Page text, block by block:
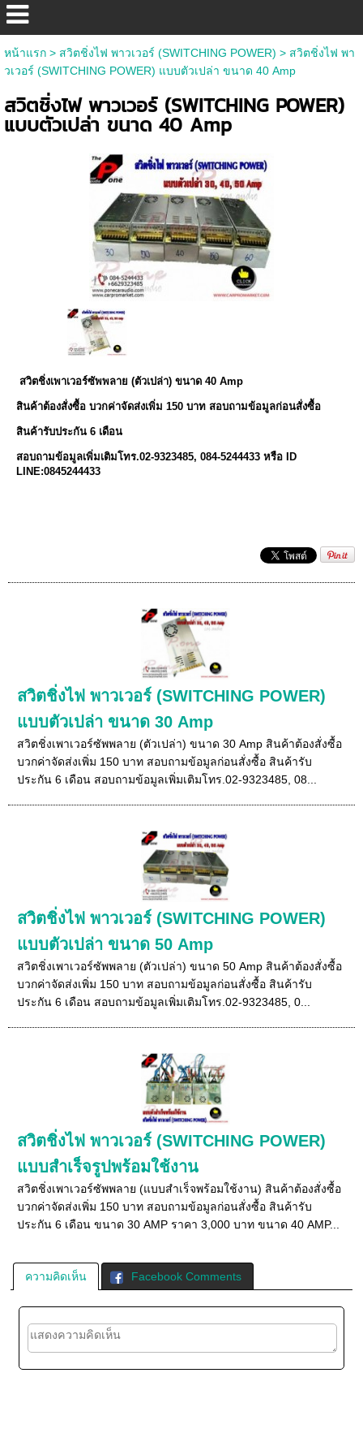
หน้าแรก> สวิตชิ่งไฟ พาวเวอร์ (SWITCHING POWER) > สวิตชิ่งไฟ พา
วเวอร์ (SWITCHING POWER) แบบตัวเปล่า ขนาด 40 Amp
สวิตชิ่งไฟ พาวเวอร์ (SWITCHING POWER)
แบบตัวเปล่า ขนาด 40 Amp
สวิตชิ่งเพาเวอร์ซัพพลาย (ตัวเปล่า) ขนาด 40 Amp
สินค้าต้องสั่งซื้อ บวกค่าจัดส่งเพิ่ม 150 บาท สอบถามข้อมูลก่อนสั่งซื้อ
สินค้ารับประกัน 6 เดือน
สอบถามข้อมูลเพิ่มเติมโทร.02-9323485, 084-5244433 หรือ ID
LINE:0845244433
สวิตชิ่งไฟ พาวเวอร์ (SWITCHING POWER)
แบบตัวเปล่า ขนาด 30 Amp
สวิตชิ่งเพาเวอร์ซัพพลาย (ตัวเปล่า) ขนาด 30 Amp สินค้าต้องสั่งซื้อ
บวกค่าจัดส่งเพิ่ม 150 บาท สอบถามข้อมูลก่อนสั่งซื้อ สินค้ารับ
ประกัน 6 เดือน สอบถามข้อมูลเพิ่มเติมโทร.02-9323485, 08...
สวิตชิ่งไฟ พาวเวอร์ (SWITCHING POWER)
แบบตัวเปล่า ขนาด 50 Amp
สวิตชิ่งเพาเวอร์ซัพพลาย (ตัวเปล่า) ขนาด 50 Amp สินค้าต้องสั่งซื้อ
บวกค่าจัดส่งเพิ่ม 150 บาท สอบถามข้อมูลก่อนสั่งซื้อ สินค้ารับ
ประกัน 6 เดือน สอบถามข้อมูลเพิ่มเติมโทร.02-9323485, 0...
สวิตชิ่งไฟ พาวเวอร์ (SWITCHING POWER)
แบบสำเร็จรูปพร้อมใช้งาน
สวิตชิ่งเพาเวอร์ซัพพลาย (แบบสำเร็จพร้อมใช้งาน) สินค้าต้องสั่งซื้อ
บวกค่าจัดส่งเพิ่ม 150 บาท สอบถามข้อมูลก่อนสั่งซื้อ สินค้ารับ
ประกัน 6 เดือน ขนาด 30 AMP ราคา 3,000 บาท ขนาด 40 AMP...
ความคิดเห็น Facebook Comments